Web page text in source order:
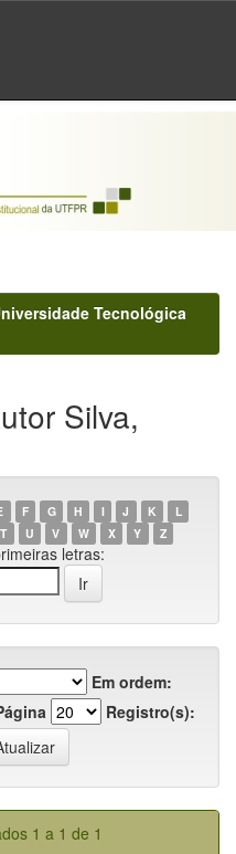
Tecnológica
Silva,
F G H I J K
L
T U V W X Y Z
letras:
Em ordem:
Registro(s):
1 a 1 de 1